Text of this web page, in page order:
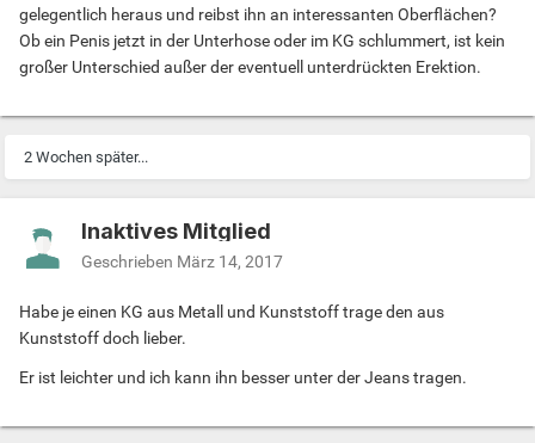
gelegentlich heraus und reibst ihn an interessanten Oberflächen?
Ob ein Penis jetzt in der Unterhose oder im KG schlummert, ist kein
großer Unterschied außer der eventuell unterdrückten Erektion.
2 Wochen später...
Inaktives Mitglied
Geschrieben März 14, 2017
Habe je einen KG aus Metall und Kunststoff trage den aus
Kunststoff doch lieber.
Er ist leichter und ich kann ihn besser unter der Jeans tragen.